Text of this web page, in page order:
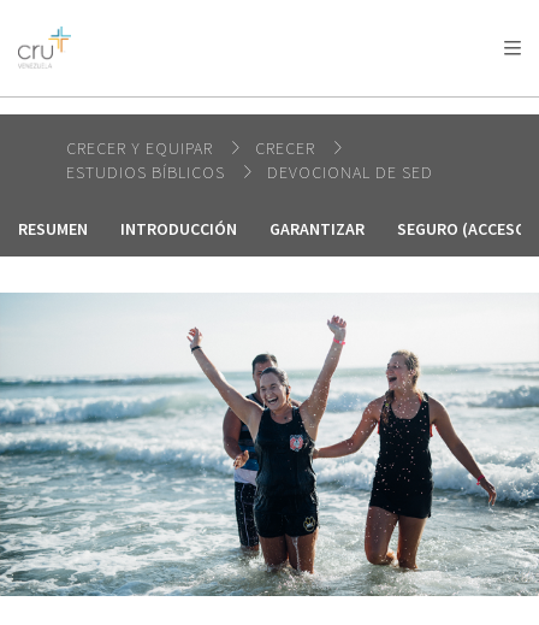
AFRICA
AMERICA / CARIBBEAN
OCEANIA
CRECER Y EQUIPAR
CRECER
ESTUDIOS BÍBLICOS
DEVOCIONAL DE SED
RESUMEN INTRODUCCIÓN GARANTIZAR SEGURO